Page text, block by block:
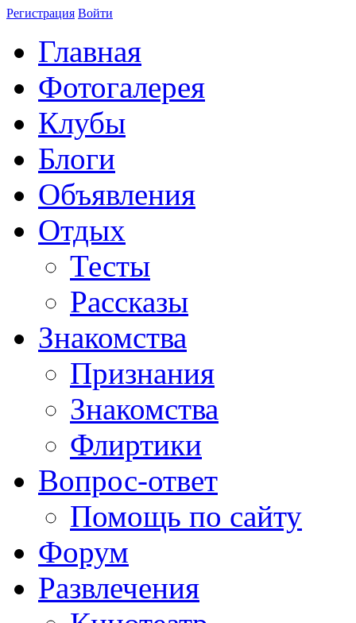
Регистрация Войти
Главная
Фотогалерея
Клубы
Блоги
Объявления
Отдых
Тесты
Рассказы
Знакомства
Признания
Знакомства
Флиртики
Вопрос-ответ
Помощь по сайту
Форум
Развлечения